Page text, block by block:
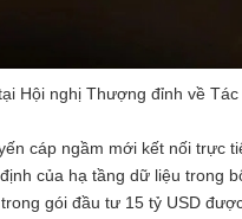
Hội nghị Thượng đỉnh về
cáp ngầm mới kết nối trực
của hạ tầng dữ liệu trong
gói đầu tư 15 tỷ USD